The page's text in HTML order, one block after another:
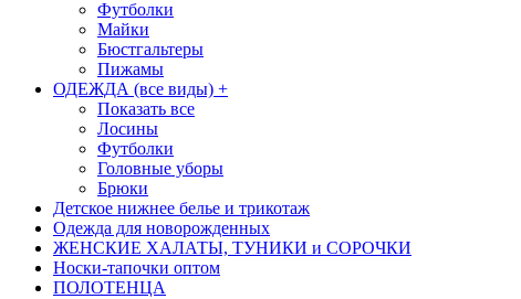
Футболки
Майки
Бюстгальтеры
Пижамы
ОДЕЖДА (все виды) +
Показать все
Лосины
Футболки
Головные уборы
Брюки
Детское нижнее белье и трикотаж
Одежда для новорожденных
ЖЕНСКИЕ ХАЛАТЫ, ТУНИКИ и СОРОЧКИ
Носки-тапочки оптом
ПОЛОТЕНЦА